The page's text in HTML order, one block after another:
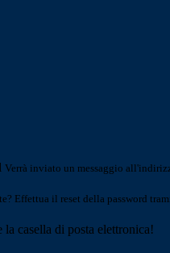
Verrà inviato un messaggio
Effettua il reset della password
casella di posta elettronica!